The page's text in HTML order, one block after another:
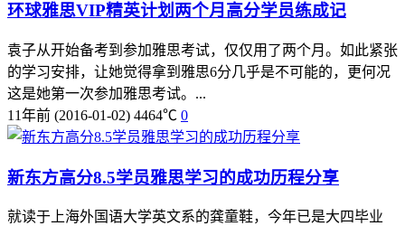
环球雅思VIP精英计划两个月高分学员练成记
袁子从开始备考到参加雅思考试，仅仅用了两个月。如此紧张
的学习安排，让她觉得拿到雅思6分几乎是不可能的，更何况
这是她第一次参加雅思考试。...
11年前 (2016-01-02) 4464℃ 0
新东方高分8.5学员雅思学习的成功历程分享
就读于上海外国语大学英文系的龚童鞋，今年已是大四毕业